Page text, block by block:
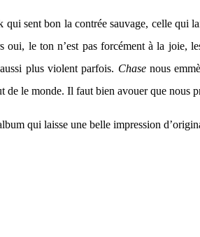
sent bon la contrée sauvage, celle qui
oui, le ton n’est pas forcément à la joie,
plus violent parfois. Chasenous
de le monde. Il faut bien avouer que nous
qui laisse une belle impression